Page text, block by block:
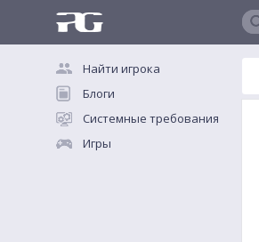
Найти игрока
Блоги
Системные требования
Игры